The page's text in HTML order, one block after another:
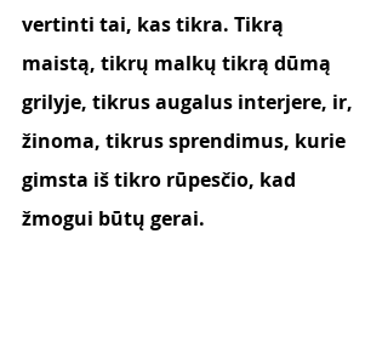
vertinti tai, kas tikra. Tikrą
maistą, tikrų malkų tikrą dūmą
grilyje, tikrus augalus interjere, ir,
žinoma, tikrus sprendimus, kurie
gimsta iš tikro rūpesčio, kad
žmogui būtų gerai.